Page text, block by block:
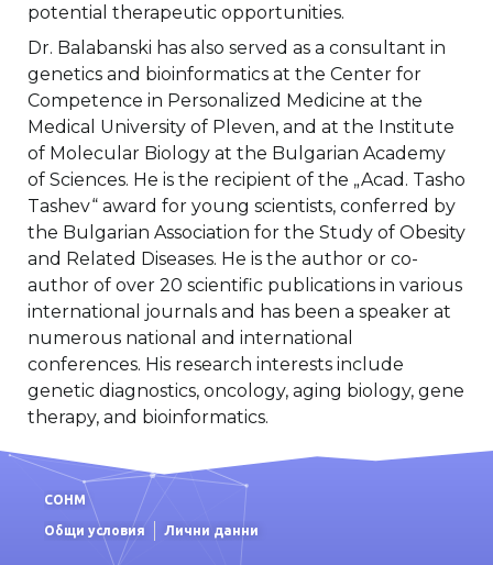
potential therapeutic opportunities.
Dr. Balabanski has also served as a consultant in
genetics and bioinformatics at the Center for
Competence in Personalized Medicine at the
Medical University of Pleven, and at the Institute
of Molecular Biology at the Bulgarian Academy
of Sciences. He is the recipient of the „Acad. Tasho
Tashev“ award for young scientists, conferred by
the Bulgarian Association for the Study of Obesity
and Related Diseases. He is the author or co-
author of over 20 scientific publications in various
international journals and has been a speaker at
numerous national and international
conferences. His research interests include
genetic diagnostics, oncology, aging biology, gene
therapy, and bioinformatics.
СОНМ
Общи условия Лични данни